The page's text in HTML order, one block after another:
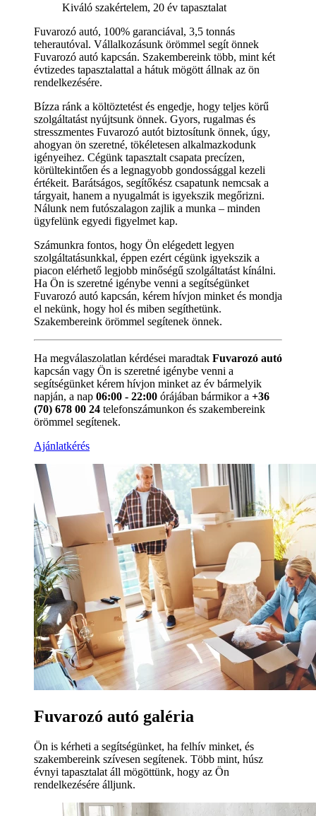
Kiváló szakértelem, 20 év tapasztalat
Fuvarozó autó, 100% garanciával, 3,5 tonnás
teherautóval. Vállalkozásunk örömmel segít önnek
Fuvarozó autó kapcsán. Szakembereink több, mint két
évtizedes tapasztalattal a hátuk mögött állnak az ön
rendelkezésére.
Bízza ránk a költöztetést és engedje, hogy teljes körű
szolgáltatást nyújtsunk önnek. Gyors, rugalmas és
stresszmentes Fuvarozó autót biztosítunk önnek, úgy,
ahogyan ön szeretné, tökéletesen alkalmazkodunk
igényeihez. Cégünk tapasztalt csapata precízen,
körültekintően és a legnagyobb gondossággal kezeli
értékeit. Barátságos, segítőkész csapatunk nemcsak a
tárgyait, hanem a nyugalmát is igyekszik megőrizni.
Nálunk nem futószalagon zajlik a munka – minden
ügyfelünk egyedi figyelmet kap.
Számunkra fontos, hogy Ön elégedett legyen
szolgáltatásunkkal, éppen ezért cégünk igyekszik a
piacon elérhető legjobb minőségű szolgáltatást kínálni.
Ha Ön is szeretné igénybe venni a segítségünket
Fuvarozó autó kapcsán, kérem hívjon minket és mondja
el nekünk, hogy hol és miben segíthetünk.
Szakembereink örömmel segítenek önnek.
Ha megválaszolatlan kérdései maradtak Fuvarozó autó
kapcsán vagy Ön is szeretné igénybe venni a
segítségünket kérem hívjon minket az év bármelyik
napján, a nap 06:00 - 22:00 órájában bármikor a +36
(70) 678 00 24 telefonszámunkon és szakembereink
örömmel segítenek.
Ajánlatkérés
Fuvarozó autó galéria
Ön is kérheti a segítségünket, ha felhív minket, és
szakembereink szívesen segítenek. Több mint, húsz
évnyi tapasztalat áll mögöttünk, hogy az Ön
rendelkezésére álljunk.